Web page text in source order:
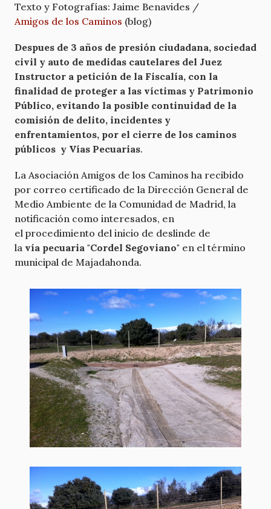
Texto y Fotografías: Jaime Benavides /
Amigos de los Caminos (blog)
Despues de 3 años de presión ciudadana, sociedad
civil y auto de medidas cautelares del Juez
Instructor a petición de la Fiscalía, con la
finalidad de proteger a las víctimas y Patrimonio
Público, evitando la posible continuidad de la
comisión de delito, incidentes y
enfrentamientos, por el cierre de los caminos
públicos y Vías Pecuarias.
La Asociación Amigos de los Caminos ha recibido
por correo certificado de la Dirección General de
Medio Ambiente de la Comunidad de Madrid, la
notificación como interesados, en
el procedimiento del inicio de deslinde de
la vía pecuaria "Cordel Segoviano" en el término
municipal de Majadahonda.